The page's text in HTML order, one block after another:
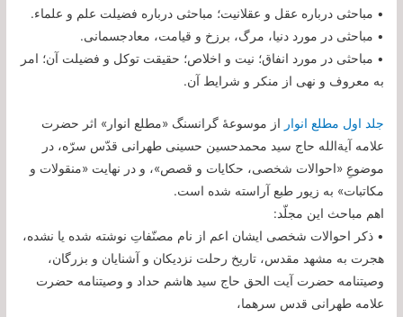
• مباحثی درباره عقل و عقلانیت؛ مباحثی درباره فضیلت علم و علماء.
• مباحثی در مورد دنیا، مرگ، برزخ و قیامت، معاد‌جسمانی.
• مباحثی در مورد انفاق؛ نیت و اخلاص؛ حقیقت توکل و فضیلت آن؛ امر
به معروف و نهی از منکر و شرایط آن.
جلد اول مطلع انوار از موسوعۀ گرانسنگ «مطلع انوار» اثر حضرت
علامه آیة‌الله حاج سید محمدحسین حسینی طهرانی قدّس سرّه، در
موضوعِ «احوالات شخصی، حکایات و قصص»، و در نهایت «منقولات و
مکاتبات» به زیور طبع آراسته شده است.
اهم مباحث این مجلّد:
• ذکر احوالات شخصی ایشان اعم از نام مصنّفاتِ نوشته شده یا نشده،
هجرت به مشهد مقدس، تاریخ رحلت نزدیکان و آشنایان و بزرگان،
وصیتنامه حضرت آیت الحق حاج سید هاشم حداد و وصیتنامه حضرت
علامه طهرانی قدس سرهما،